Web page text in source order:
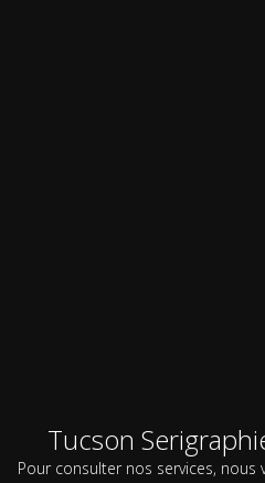
Tucson
Pour consulter nos services, nous